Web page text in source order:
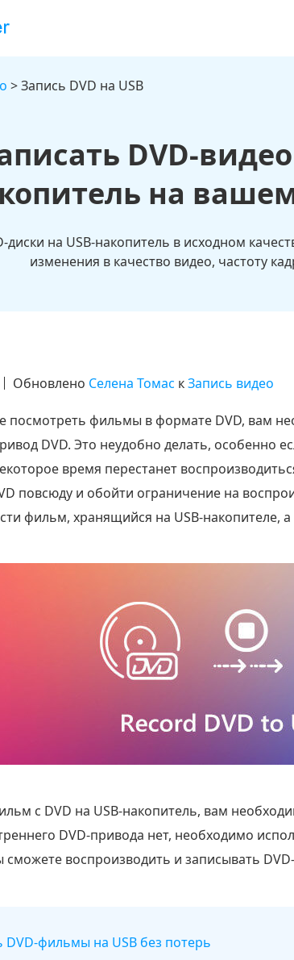
> Запись DVD на USB
DVD-
на
диски на USB-накопитель в исходном
изменения в качество видео, частоту
Обновлено Селена Томас кЗапись видео
посмотреть фильмы в формате DVD, вам
DVD. Это неудобно делать, особенно
время перестанет
повсюду и обойти ограничение на
фильм, хранящийся на USB-накопителе, а
с DVD на USB-накопитель, вам
DVD-привода нет, необходимо
воспроизводить и записывать
DVD-фильмы на USB без потерь